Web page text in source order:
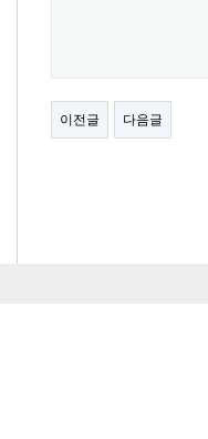
이전글 다음글